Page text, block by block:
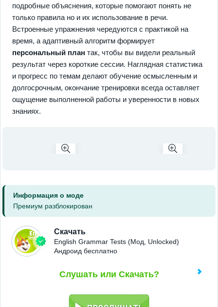
подробные объяснения, которые помогают понять не
только правила но и их использование в речи.
Встроенные упражнения чередуются с практикой на
время, а адаптивный алгоритм формирует
персональный план так, чтобы вы видели реальный
результат через короткие сессии. Наглядная статистика
и прогресс по темам делают обучение осмысленным и
долгосрочным, окончание тренировки всегда оставляет
ощущение выполненной работы и уверенности в новых
знаниях.
Информация о моде
Премиум разблокирован
Скачать
English Grammar Tests (Мод, Unlocked)
Андроид бесплатно
Слушать или Скачать?